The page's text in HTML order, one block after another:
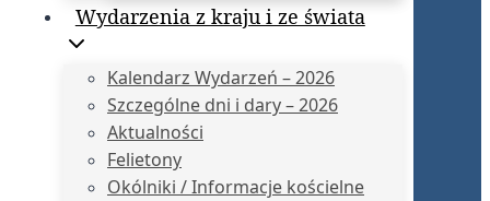
Wydarzenia z kraju i ze świata
Kalendarz Wydarzeń – 2026
Szczególne dni i dary – 2026
Aktualności
Felietony
Okólniki / Informacje kościelne